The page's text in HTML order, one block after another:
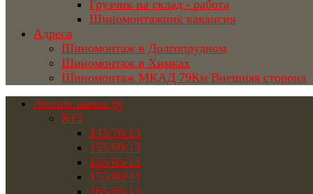
Грузчик на склад - работа
Шиномонтажник вакансия
Адреса
Шиномонтаж в Долгопрудном
Шиномонтаж в Химках
Шиномонтаж МКАД 79Км Внешняя сторона
Летние шины бу
R13
145/70/13
155/60/13
155/65/13
155/80/13
165/65/13